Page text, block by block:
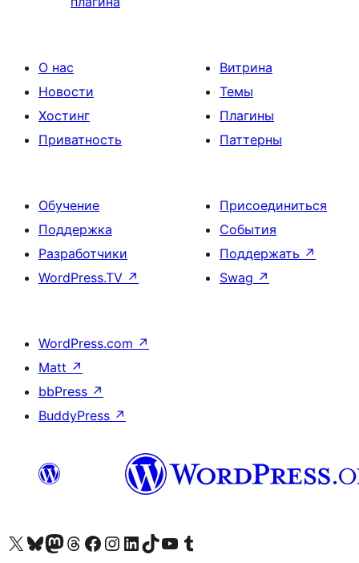
О нас
Новости
Хостинг
Приватность
Витрина
Темы
Плагины
Паттерны
Обучение
Поддержка
Разработчики
WordPress.TV ↗
Присоединиться
События
Поддержать ↗
Swag ↗
WordPress.com ↗
Matt ↗
bbPress ↗
BuddyPress ↗
Посетите нас в X (ранее Twitter)
Посетите нашу учётную запись в Bluesky
Посетите нашу ленту в Mastodon
Посетите нашу учётную запись в Threads
Посетите нашу страницу на Facebook
Посетите наш Instagram
Посетите нашу страницу в LinkedIn
Посетите нашу учётную запись в TikTok
Посетите наш канал YouTube
Посетите нашу учётную запись в Tumblr